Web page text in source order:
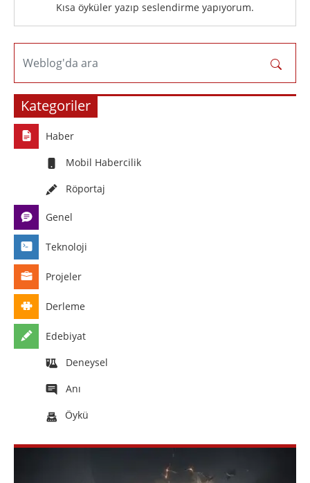
Kısa öyküler yazıp seslendirme yapıyorum.
Weblog'da ara
Kategoriler
Haber
Mobil Habercilik
Röportaj
Genel
Teknoloji
Projeler
Derleme
Edebiyat
Deneysel
Anı
Öykü